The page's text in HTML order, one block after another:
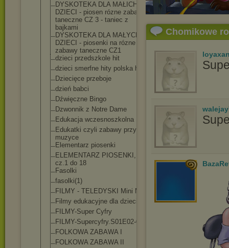
DYSKOTEKA DLA MAŁICH
DZIECI - piosen rózne zabawy
taneczne CZ 3 - taniec z
bajkami
DYSKOTEKA DLA MAŁYCH
DZIECI - piosenki na rózne
zabawy taneczne CZ1
dzieci przedszkole hit
dzieci smerfne hity polska hit
Dziecięce przeboje
dzień babci
Dźwięczne Bingo
Dzwonnik z Notre Dame
Edukacja wczesnoszkolna
Edukatki czyli zabawy przy
muzyce
Elementarz piosenki
ELEMENTARZ PIOSENKI,
cz.1 do 18
Fasolki
fasolki(1)
FILMY - TELEDYSKI Mini Mini
Filmy edukacyjne dla dzieci
FILMY-Super Cyfry
FILMY-Supercyfry.S01E02-07
FOLKOWA ZABAWA I
FOLKOWA ZABAWA II
Chomikowe